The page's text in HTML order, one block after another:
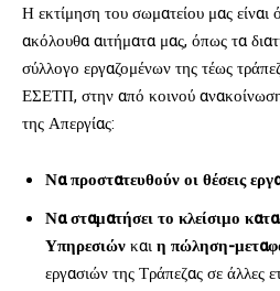
Η εκτίμηση του σωματείου μας είναι
ακόλουθα αιτήματα μας, όπως τα
σύλλογο εργαζομένων της τέως
ΕΣΕΤΠ, στην από κοινού
της Απεργίας:
Να προστατευθούν οι θέσεις
Να σταματήσει το κλείσιμο
Υπηρεσιώνκαιη πώληση-
εργασιών της Τράπεζας σε άλλες